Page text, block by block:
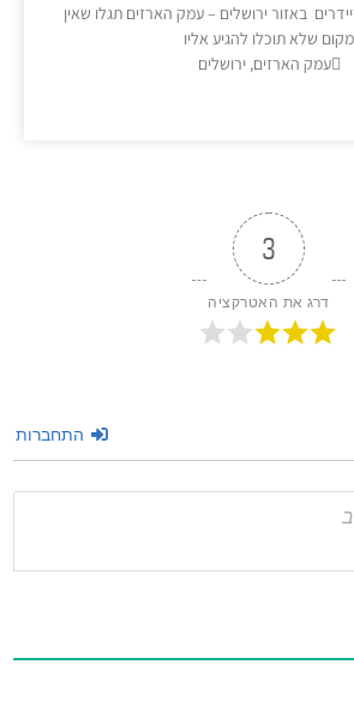
ירושלים – עמק הארזים תגלו שאין
להגיע אליו
ירושלים
האטרקציה
התחברות